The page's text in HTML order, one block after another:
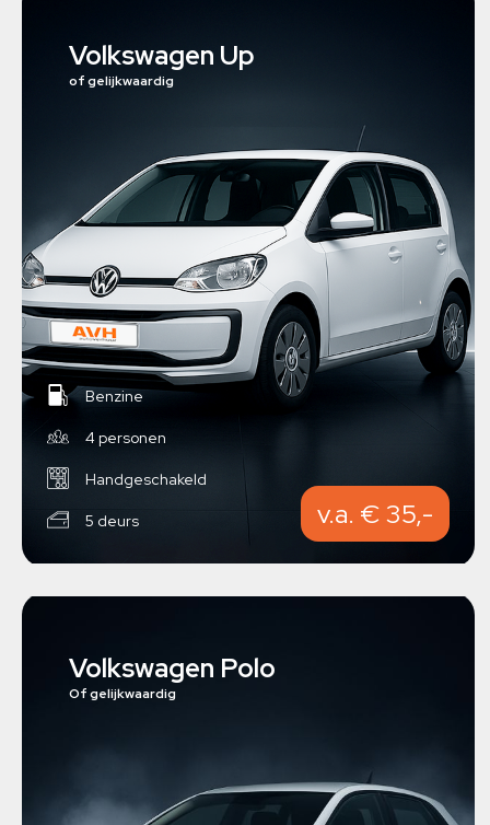
Volkswagen Up
of gelijkwaardig
Benzine
4 personen
Handgeschakeld
5 deurs v.a. € 35,-
Volkswagen Polo
Of gelijkwaardig